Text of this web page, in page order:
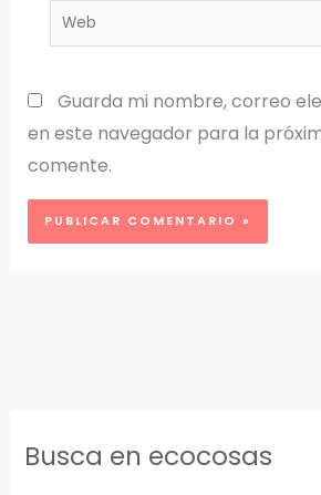
Web
Guarda mi nombre, correo
en este navegador para la
comente.
Busca en ecocosas